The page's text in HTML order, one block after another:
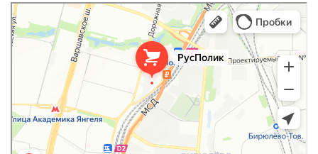
РусПолик
Оргстекло, поликарбонат в Москве
Строительные и отделочные работы в Москве